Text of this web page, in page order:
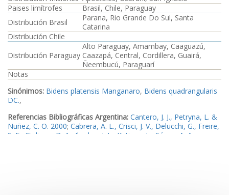
Paises limítrofes
Brasil, Chile, Paraguay
Distribución Brasil
Parana, Rio Grande Do Sul, Santa
Catarina
Distribución Chile
Distribución Paraguay
Alto Paraguay, Amambay, Caaguazú,
Caazapá, Central, Cordillera, Guairá,
Ñeembucú, Paraguarí
Notas
Sinónimos: Bidens platensis Manganaro, Bidens quadrangularis
DC.,
Referencias Bibliográficas Argentina: Cantero, J. J., Petryna, L. &
Nuñez, C. O. 2000; Cabrera, A. L., Crisci, J. V., Delucchi, G., Freire,
S. E., Giuliano, D. A., Iharlegui, L., Katinas, L., Sáenz, A. A.,